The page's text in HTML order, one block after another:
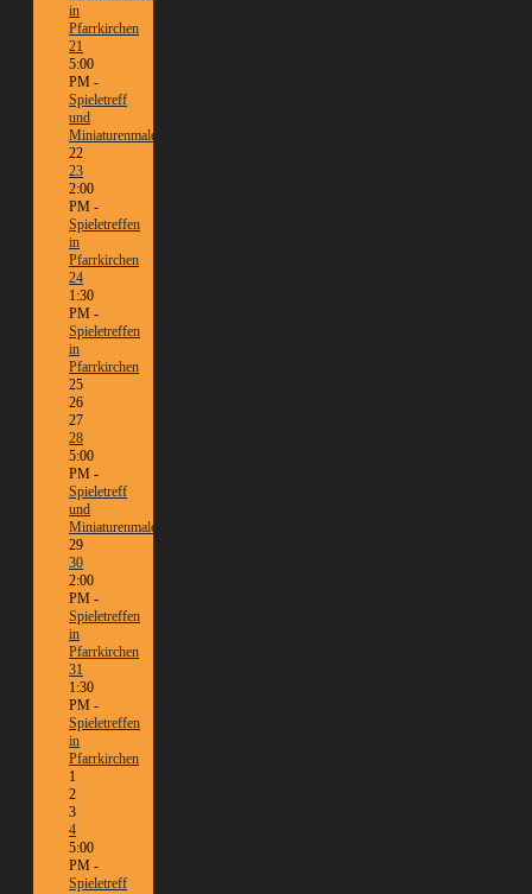
in
Pfarrkirchen
21
5:00
PM -
Spieletreff
und
Miniaturenmalen/Tabletop
22
23
2:00
PM -
Spieletreffen
in
Pfarrkirchen
24
1:30
PM -
Spieletreffen
in
Pfarrkirchen
25
26
27
28
5:00
PM -
Spieletreff
und
Miniaturenmalen/Tabletop
29
30
2:00
PM -
Spieletreffen
in
Pfarrkirchen
31
1:30
PM -
Spieletreffen
in
Pfarrkirchen
1
2
3
4
5:00
PM -
Spieletreff